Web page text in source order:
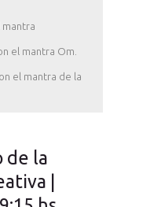
mantra
el mantra Om.
el mantra de la
de la
|